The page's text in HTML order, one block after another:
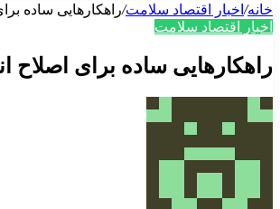
خانه/ اخبار اقتصاد سلامت/راهکارهایی ساده
اخبار اقتصاد سلامت
راهکارهایی ساده برای اصلاح